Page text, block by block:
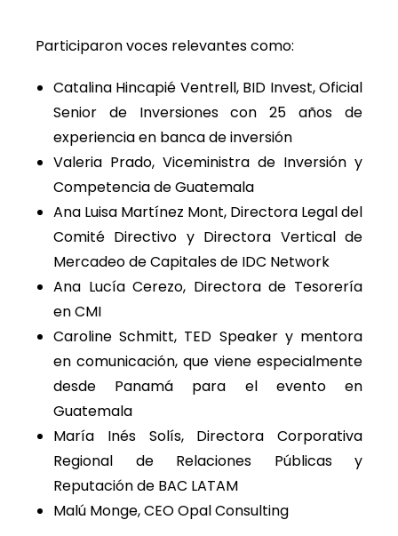
Participaron voces relevantes como:
Catalina Hincapié Ventrell, BID Invest, Oficial
Senior de Inversiones con 25 años de
experiencia en banca de inversión
Valeria Prado, Viceministra de Inversión y
Competencia de Guatemala
Ana Luisa Martínez Mont, Directora Legal del
Comité Directivo y Directora Vertical de
Mercadeo de Capitales de IDC Network
Ana Lucía Cerezo, Directora de Tesorería
en CMI
Caroline Schmitt, TED Speaker y mentora
en comunicación, que viene especialmente
desde Panamá para el evento en
Guatemala
María Inés Solís, Directora Corporativa
Regional de Relaciones Públicas y
Reputación de BAC LATAM
Malú Monge, CEO Opal Consulting